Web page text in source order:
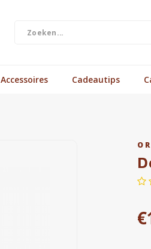
Accessoires Cadeautips